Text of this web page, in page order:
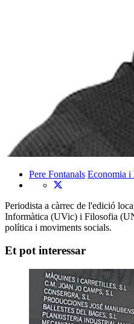
Pere Fontanals Economia i
Periodista a càrrec de l'edició
Informàtica (UVic) i Filosofia
política i moviments socials.
Et pot interessar